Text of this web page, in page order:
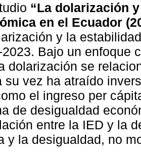
“La dolarización
en el Ecuador
y la
2023. Bajo un enfoque
dolarización se
su vez ha atraído
el ingreso per
de desigualdad
entre la IED y la
y la desigualdad, no